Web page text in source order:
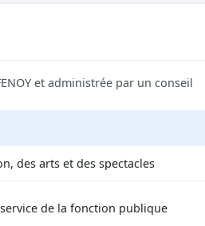
et administrée par un conseil
des arts et des spectacles
de la fonction publique